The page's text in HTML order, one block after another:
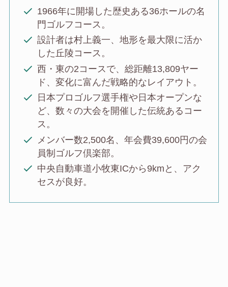
1966年に開場した歴史ある36ホールの名
門ゴルフコース。
設計者は村上義一、地形を最大限に活か
した丘陵コース。
西・東の2コースで、総距離13,809ヤー
ド、変化に富んだ戦略的なレイアウト。
日本プロゴルフ選手権や日本オープンな
ど、数々の大会を開催した伝統あるコー
ス。
メンバー数2,500名、年会費39,600円の会
員制ゴルフ倶楽部。
中央自動車道小牧東ICから9kmと、アク
セスが良好。